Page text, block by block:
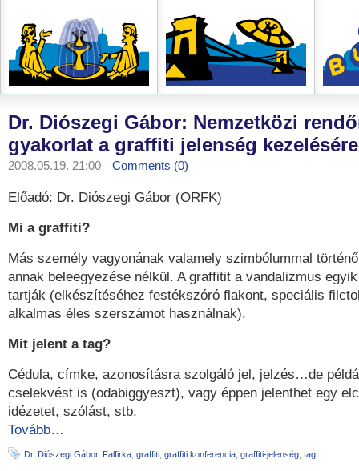
Dr. Diószegi Gábor: Nemzetközi
gyakorlat a graffiti jelenség kezelésére
2008.05.19. 21:00 Comments (0)
Előadó: Dr. Diószegi Gábor (ORFK)
Mi a graffiti?
Más személy vagyonának valamely szimbólummal
annak beleegyezése nélkül. A graffitit a vandalizmus
tartják (elkészítéséhez festékszóró flakont, speciális
alkalmas éles szerszámot használnak).
Mit jelent a tag?
Cédula, címke, azonosításra szolgáló jel, jelzés…de
cselekvést is (odabiggyeszt), vagy éppen jelenthet egy
idézetet, szólást, stb.
Tovább…
Dr. Diószegi Gábor, Falfirka graffiti graffiti konferencia graffiti-jelenség tag